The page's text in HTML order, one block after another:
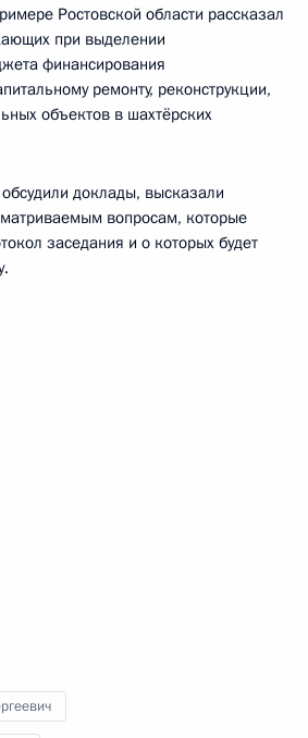
Ростовской области рассказал
при выделении
финансирования
ремонту, реконструкции,
объектов в шахтёрских
доклады, высказали
вопросам, которые
заседания и о которых будет